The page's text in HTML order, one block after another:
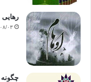
رهایی
۰۴/
چگونه